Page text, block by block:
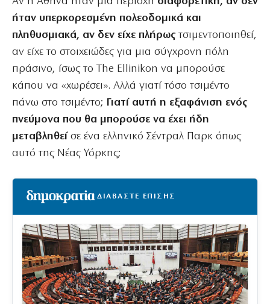
ήταν υπερκορεσμένη πολεοδομικά και
πληθυσμιακά, αν δεν είχε πλήρως τσιμεντοποιηθεί,
αν είχε το στοιχειώδες για μια σύγχρονη πόλη
πράσινο, ίσως το The Ellinikon να μπορούσε
κάπου να «χωρέσει». Αλλά γιατί τόσο τσιμέντο
πάνω στο τσιμέντο; Γιατί αυτή η εξαφάνιση ενός
πνεύμονα που θα μπορούσε να έχει ήδη
μεταβληθείσε ένα ελληνικό Σέντραλ Παρκ όπως
αυτό της Νέας Υόρκης;
ΔΙΑΒΑΣΤΕ ΕΠΙΣΗΣ